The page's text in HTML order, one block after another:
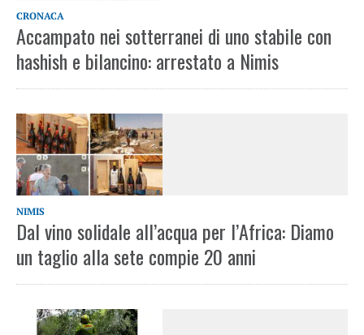
CRONACA
Accampato nei sotterranei di uno stabile con
hashish e bilancino: arrestato a Nimis
NIMIS
Dal vino solidale all’acqua per l’Africa: Diamo
un taglio alla sete compie 20 anni